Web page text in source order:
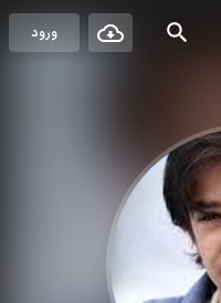
ورود